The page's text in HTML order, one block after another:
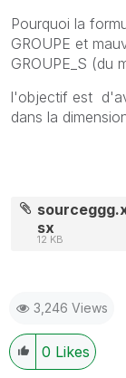
Pourquoi la
GROUPE et
GROUPE_S (du
l'objectif est
dans la
sx
12 KB
3,246 Views
0 Likes